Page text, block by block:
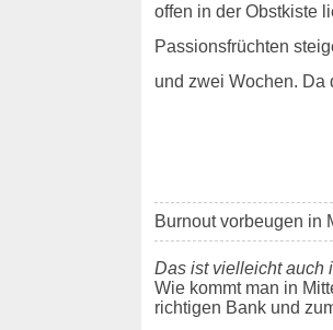
offen in der Obstkiste
Passionsfrüchten
und zwei Wochen. Da
Burnout vorbeugen in
Das ist vielleicht auch
Wie kommt man in
richtigen Bank und